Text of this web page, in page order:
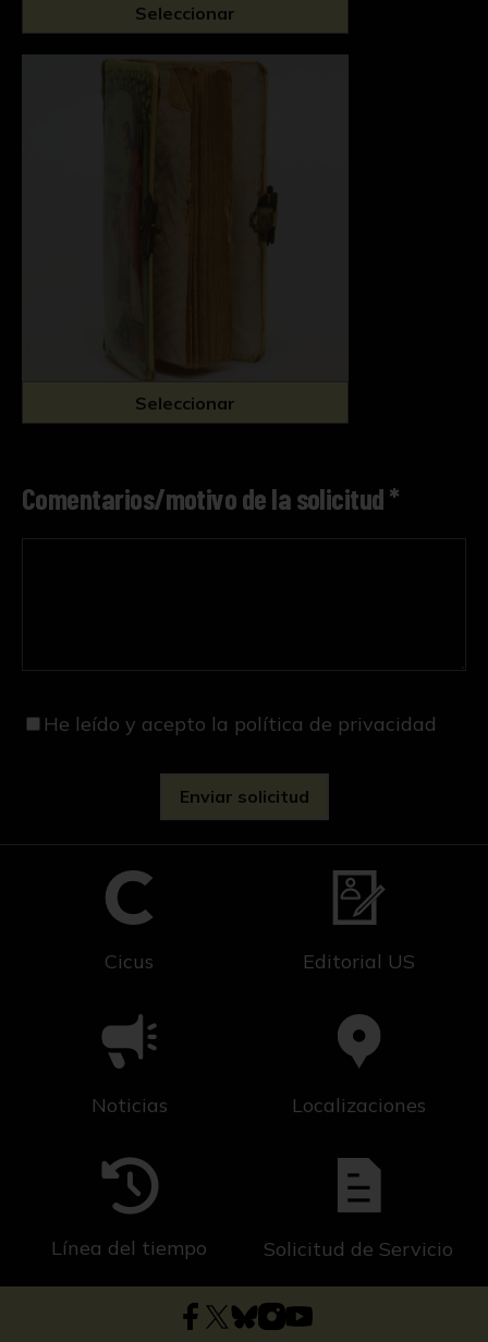
Seleccionar
Seleccionar
Comentarios/motivo de la solicitud *
He leído y acepto la política de privacidad
Cicus Editorial US
Noticias Localizaciones
Línea del tiempo Solicitud de Servicio